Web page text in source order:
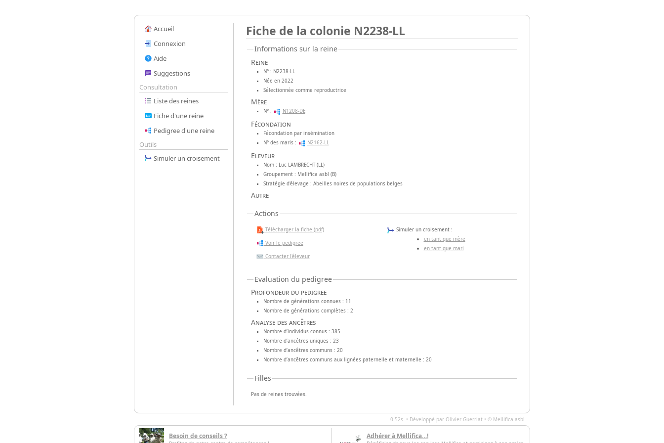
Accueil
Connexion
Aide
Suggestions
Consultation
Liste des reines
Fiche d'une reine
Pedigree d'une reine
Outils
Simuler un croisement
Fiche de la colonie N2238-LL
Informations sur la reine
Reine
N° : N2238-LL
Née en 2022
Sélectionnée comme reproductrice
Mère
N° : N1208-DE
Fécondation
Fécondation par insémination
N° des maris :
N2162-LL
Eleveur
Nom : Luc LAMBRECHT (LL)
Groupement : Mellifica asbl (B)
Stratégie d'élevage : Abeilles noires de populations belges
Autre
Actions
Télécharger la fiche (pdf)
Voir le pedigree
Contacter l'éleveur
Simuler un croisement :
en tant que mère
en tant que mari
Evaluation du pedigree
Profondeur du pedigree
Nombre de générations connues : 11
Nombre de générations complètes : 2
Analyse des ancêtres
Nombre d’individus connus : 385
Nombre d’ancêtres uniques : 23
Nombre d’ancêtres communs : 20
Nombre d’ancêtres communs aux lignées paternelle et maternelle : 20
Filles
Pas de reines trouvées.
0.52s. • Développé par Olivier Guerriat • © Mellifica asbl
Besoin de conseils ? Adhérer à Mellifica…!